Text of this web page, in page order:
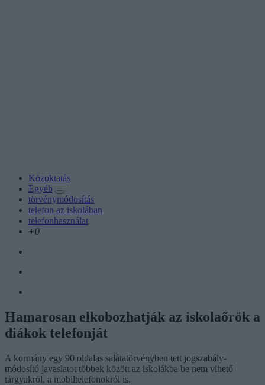
Közoktatás
Egyéb
törvénymódosítás
telefon az iskolában
telefonhasználat
+0
Hamarosan elkobozhatják az iskolaőrök a
diákok telefonját
A kormány egy 90 oldalas salátatörvényben tett jogszabály-
módosító javaslatot többek között az iskolákba be nem vihető
tárgyakról, a mobiltelefonokról is.